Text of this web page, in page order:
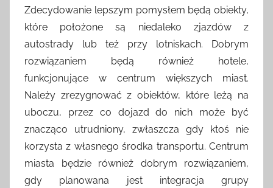
Zdecydowanie lepszym pomysłem będą obiekty,
które położone są niedaleko zjazdów z
autostrady lub też przy lotniskach. Dobrym
rozwiązaniem będą również hotele,
funkcjonujące w centrum większych miast.
Należy zrezygnować z obiektów, które leżą na
uboczu, przez co dojazd do nich może być
znacząco utrudniony, zwłaszcza gdy ktoś nie
korzysta z własnego środka transportu. Centrum
miasta będzie również dobrym rozwiązaniem,
gdy planowana jest integracja grupy